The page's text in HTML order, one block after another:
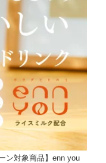
ン対象商品】enn you